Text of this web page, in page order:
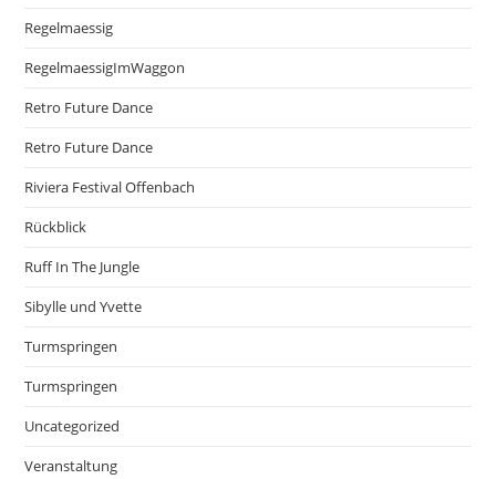
Regelmaessig
RegelmaessigImWaggon
Retro Future Dance
Retro Future Dance
Riviera Festival Offenbach
Rückblick
Ruff In The Jungle
Sibylle und Yvette
Turmspringen
Turmspringen
Uncategorized
Veranstaltung